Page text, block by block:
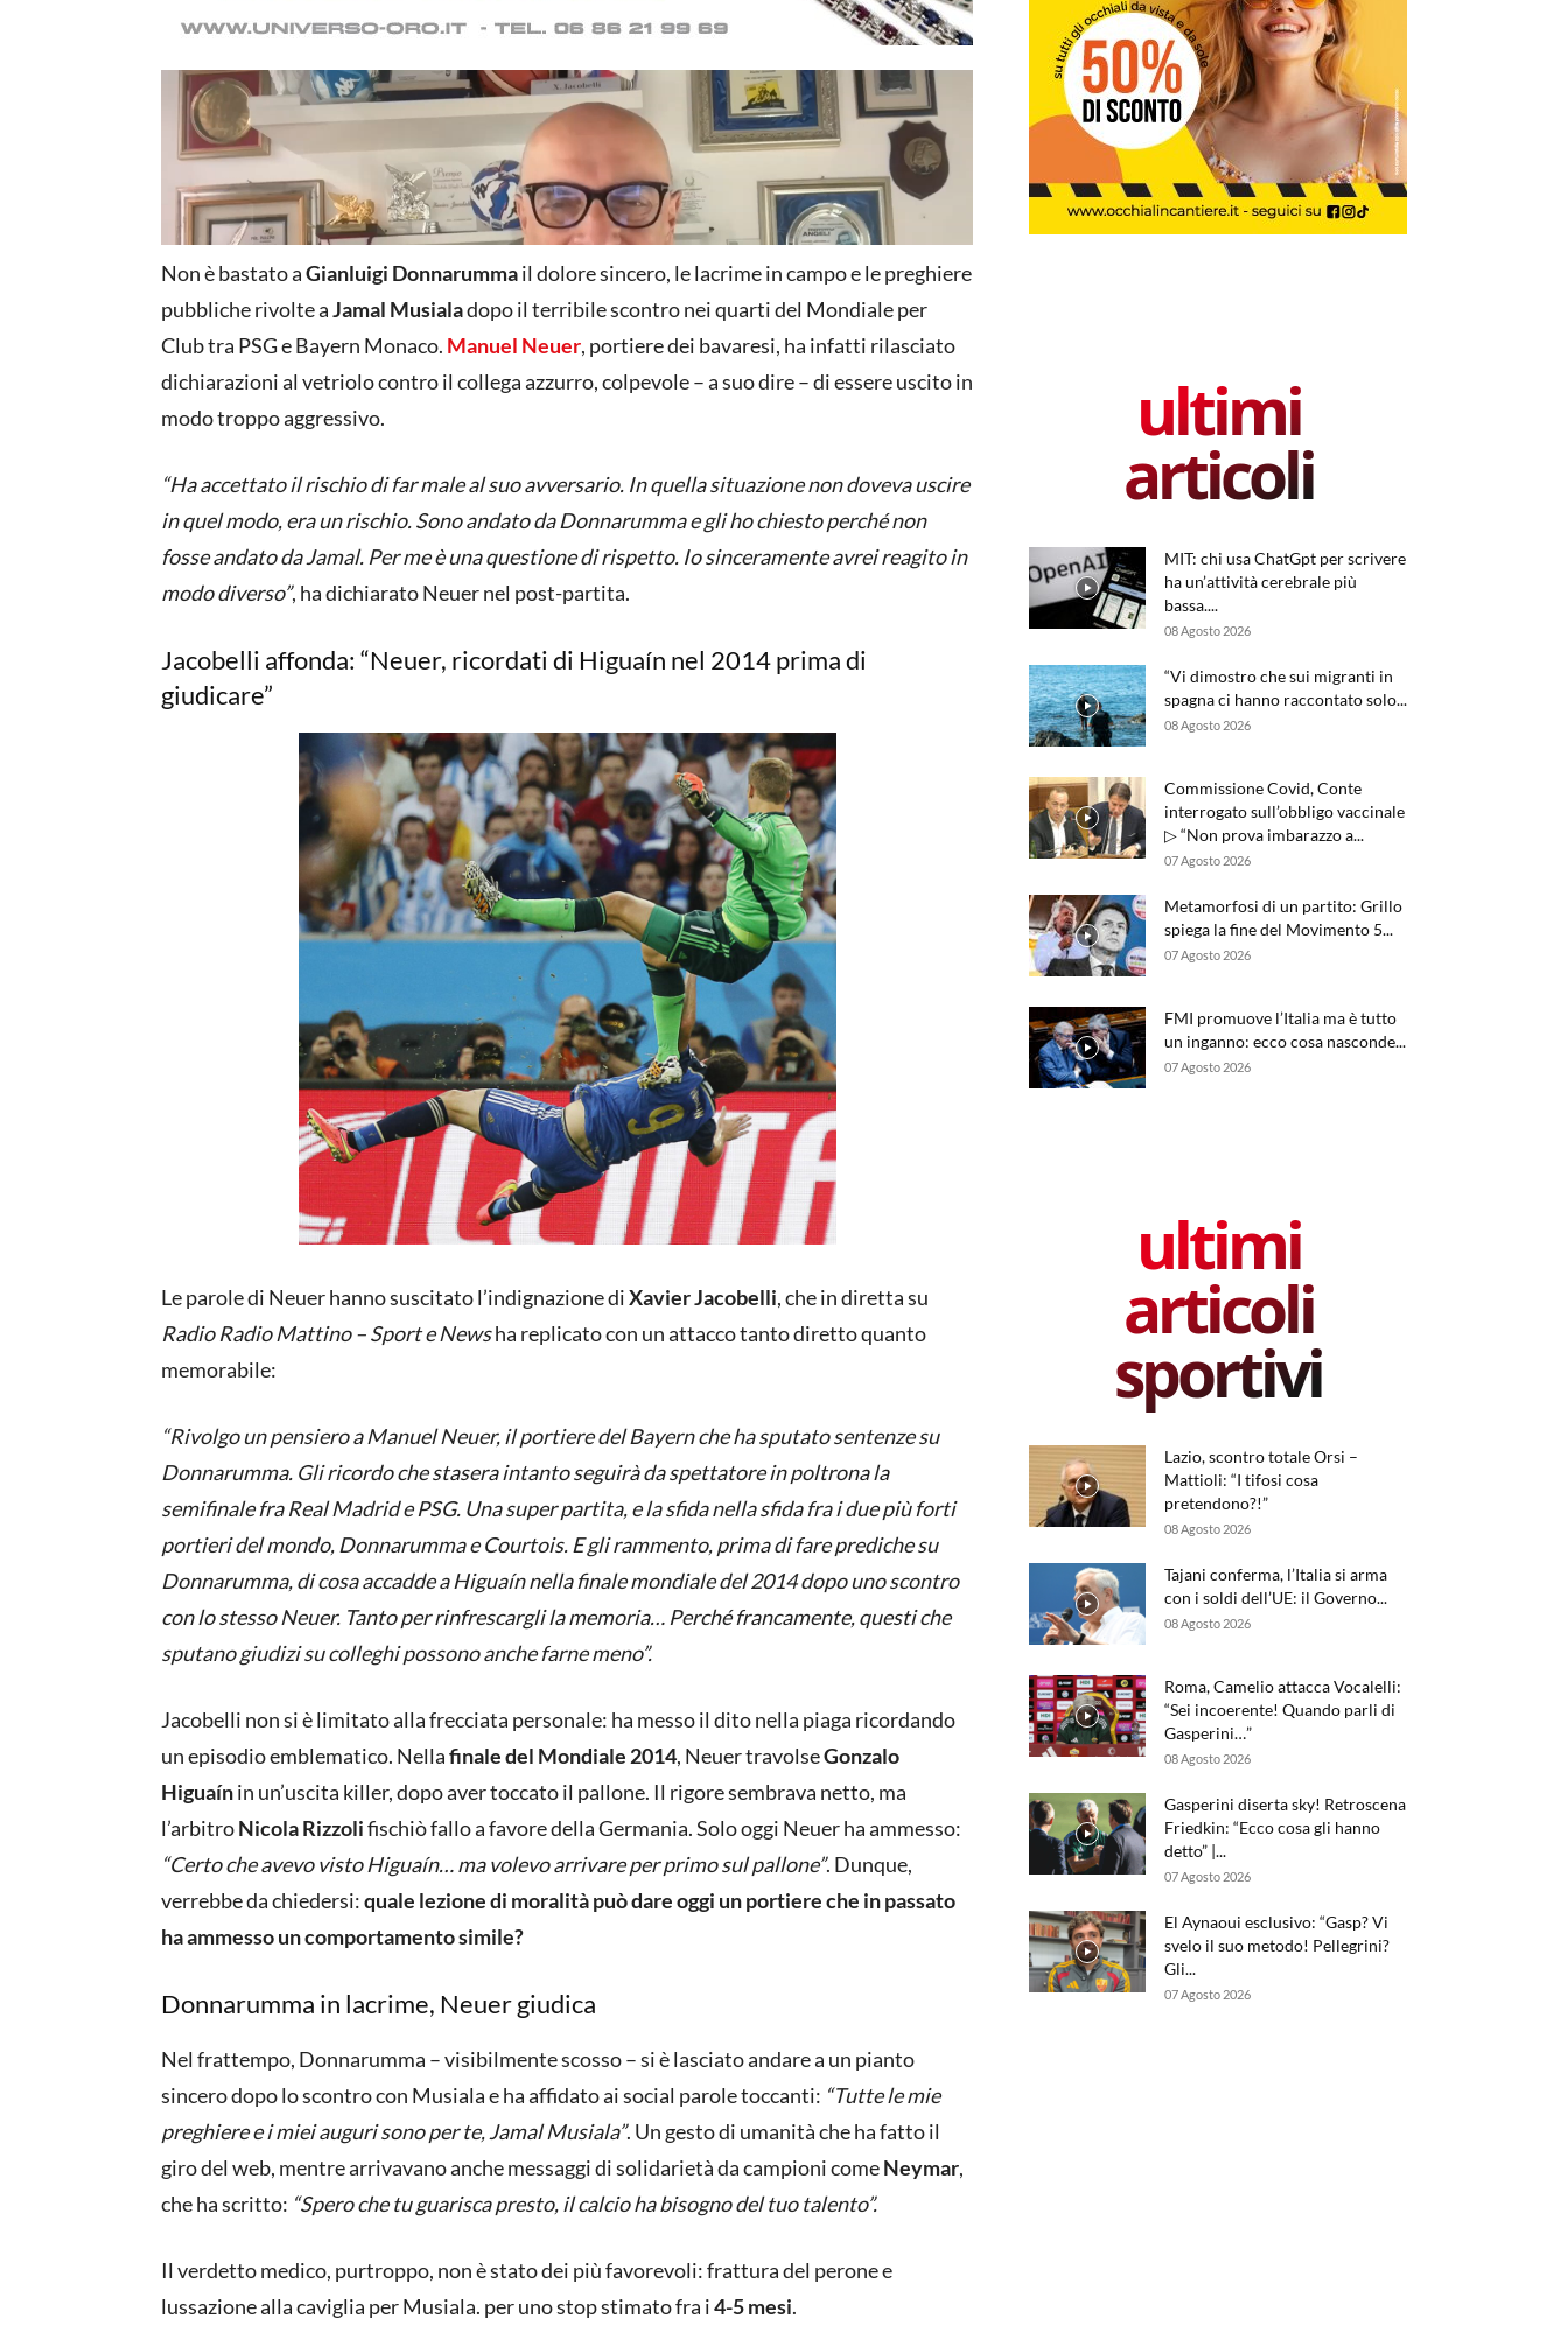
Non è bastato aGianluigi Donnarummail dolore sincero, le lacrime in campo e le preghiere
pubbliche rivolte aJamal Musialadopo il terribile scontro nei quarti del Mondiale per
Club tra PSG e Bayern Monaco. Manuel Neuer, portiere dei bavaresi, ha infatti rilasciato
dichiarazioni al vetriolo contro il collega azzurro, colpevole – a suo dire – di essere uscito in
modo troppo aggressivo.
“Ha accettato il rischio di far male al suo avversario. In quella situazione non doveva uscire
in quel modo, era un rischio. Sono andato da Donnarumma e gli ho chiesto perché non
fosse andato da Jamal. Per me è una questione di rispetto. Io sinceramente avrei reagito in
modo diverso”, ha dichiarato Neuer nel post-partita.
Jacobelli affonda: “Neuer, ricordati di Higuaín nel 2014 prima di
giudicare”
Le parole di Neuer hanno suscitato l’indignazione diXavier Jacobelli, che in diretta su
Radio Radio Mattino – Sport e Newsha replicato con un attacco tanto diretto quanto
memorabile:
“Rivolgo un pensiero a Manuel Neuer, il portiere del Bayern che ha sputato sentenze su
Donnarumma. Gli ricordo che stasera intanto seguirà da spettatore in poltrona la
semifinale fra Real Madrid e PSG. Una super partita, e la sfida nella sfida fra i due più forti
portieri del mondo, Donnarumma e Courtois. E gli rammento, prima di fare prediche su
Donnarumma, di cosa accadde a Higuaín nella finale mondiale del 2014 dopo uno scontro
con lo stesso Neuer. Tanto per rinfrescargli la memoria… Perché francamente, questi che
sputano giudizi su colleghi possono anche farne meno”.
Jacobelli non si è limitato alla frecciata personale: ha messo il dito nella piaga ricordando
un episodio emblematico. Nellafinale del Mondiale 2014, Neuer travolseGonzalo
Higuaínin un’uscita killer, dopo aver toccato il pallone. Il rigore sembrava netto, ma
l’arbitroNicola Rizzolifischiò fallo a favore della Germania. Solo oggi Neuer ha ammesso:
“Certo che avevo visto Higuaín… ma volevo arrivare per primo sul pallone”. Dunque,
verrebbe da chiedersi:quale lezione di moralità può dare oggi un portiere che in passato
ha ammesso un comportamento simile?
Donnarumma in lacrime, Neuer giudica
Nel frattempo, Donnarumma – visibilmente scosso – si è lasciato andare a un pianto
sincero dopo lo scontro con Musiala e ha affidato ai social parole toccanti: “Tutte le mie
preghiere e i miei auguri sono per te, Jamal Musiala”. Un gesto di umanità che ha fatto il
giro del web, mentre arrivavano anche messaggi di solidarietà da campioni comeNeymar,
che ha scritto: “Spero che tu guarisca presto, il calcio ha bisogno del tuo talento”.
Il verdetto medico, purtroppo, non è stato dei più favorevoli: frattura del perone e
lussazione alla caviglia per Musiala. per uno stop stimato fra i4-5 mesi.
ultimi
articoli
MIT: chi usa ChatGpt per scrivere
ha un’attività cerebrale più
bassa....
08 Agosto 2026
“Vi dimostro che sui migranti in
spagna ci hanno raccontato solo...
08 Agosto 2026
Commissione Covid, Conte
interrogato sull’obbligo vaccinale
▷ “Non prova imbarazzo a...
07 Agosto 2026
Metamorfosi di un partito: Grillo
spiega la fine del Movimento 5...
07 Agosto 2026
FMI promuove l’Italia ma è tutto
un inganno: ecco cosa nasconde...
07 Agosto 2026
ultimi
articoli
sportivi
Lazio, scontro totale Orsi –
Mattioli: “I tifosi cosa
pretendono?!”
08 Agosto 2026
Tajani conferma, l’Italia si arma
con i soldi dell’UE: il Governo...
08 Agosto 2026
Roma, Camelio attacca Vocalelli:
“Sei incoerente! Quando parli di
Gasperini…”
08 Agosto 2026
Gasperini diserta sky! Retroscena
Friedkin: “Ecco cosa gli hanno
detto” |...
07 Agosto 2026
El Aynaoui esclusivo: “Gasp? Vi
svelo il suo metodo! Pellegrini?
Gli...
07 Agosto 2026